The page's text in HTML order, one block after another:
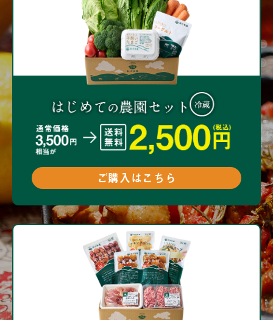
ご購入はこちら